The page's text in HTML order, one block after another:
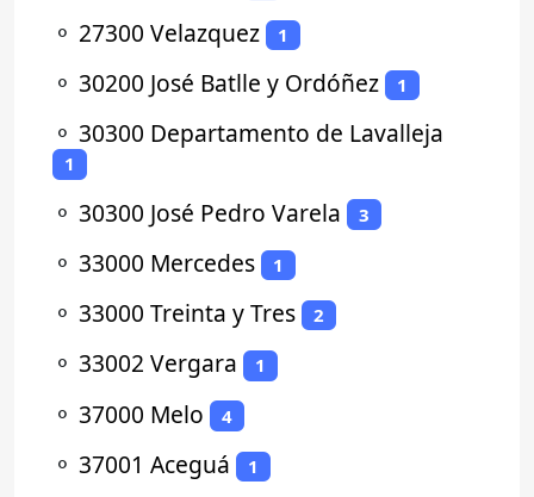
⚬ 27300 Velazquez 1
⚬ 30200 José Batlle y Ordóñez 1
⚬ 30300 Departamento de Lavalleja
1
⚬ 30300 José Pedro Varela 3
⚬ 33000 Mercedes 1
⚬ 33000 Treinta y Tres 2
⚬ 33002 Vergara 1
⚬ 37000 Melo 4
⚬ 37001 Aceguá 1